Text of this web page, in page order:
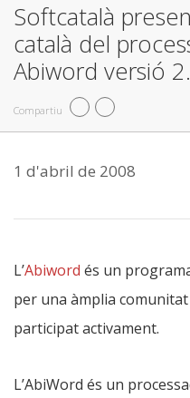
Softcatalà
català del
Abiword versió
Compartiu
1 d'abril de 2008
L’Abiword és un
per una àmplia
participat activament.
L’AbiWord és un